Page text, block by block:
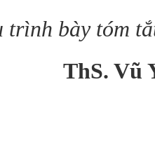
trình bày tóm
ThS. Vũ